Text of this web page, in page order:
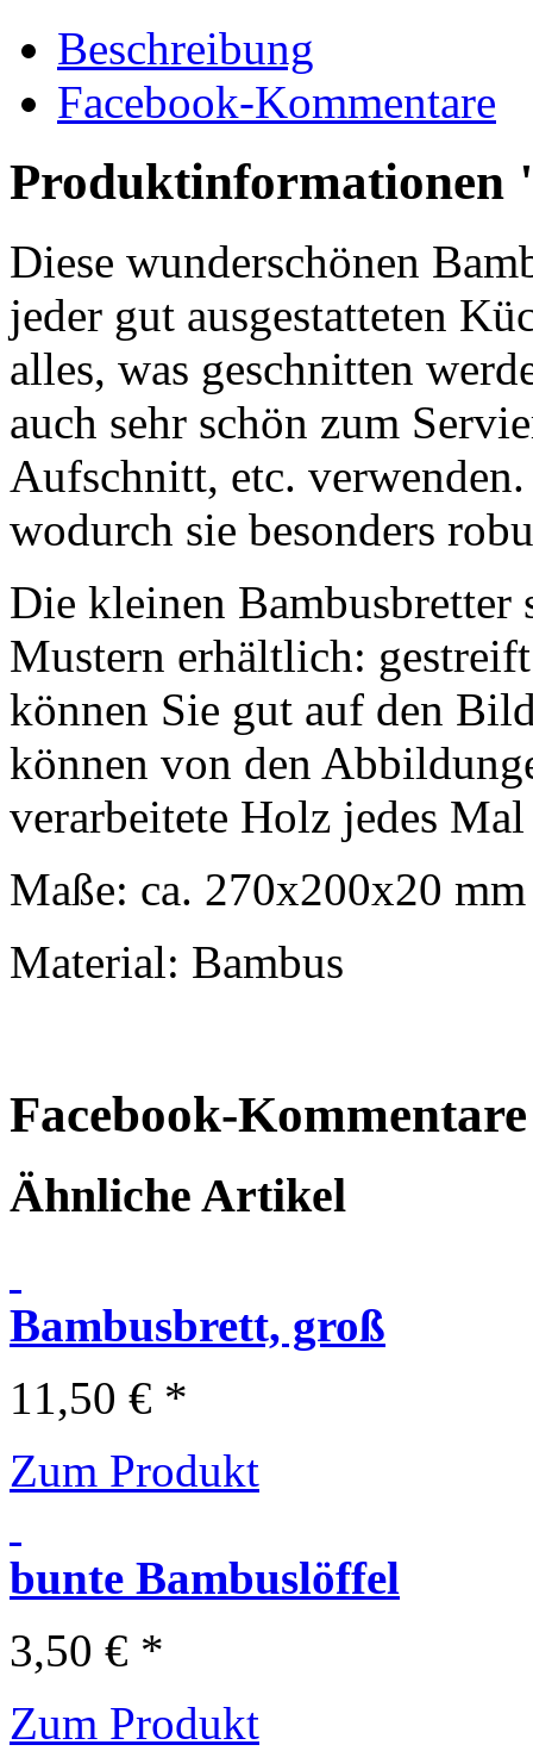
Beschreibung
Facebook-Kommentare
Produktinformationen
Diese wunderschönen
jeder gut ausgestatteten
alles, was geschnitten
auch sehr schön zum
Aufschnitt, etc.
wodurch sie besonders
Die kleinen Bambusbretter
Mustern erhältlich:
können Sie gut auf den
können von den
verarbeitete Holz jedes
Maße: ca. 270x200x20 mm
Material: Bambus
Facebook-Kommentare
Ähnliche Artikel
Bambusbrett, groß
11,50 € *
Zum Produkt
bunte Bambuslöffel
3,50 € *
Zum Produkt